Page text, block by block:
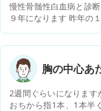
慢性骨髄性白血病と診
９年になります 昨年の
はどうなるのですか？
すか？
胸の中心あ
2週間ぐらいになりま
おちから指1本、1本半